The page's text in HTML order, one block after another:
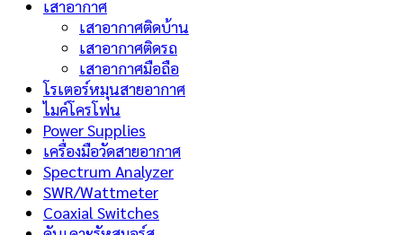
เสาอากาศ
เสาอากาศติดบ้าน
เสาอากาศติดรถ
เสาอากาศมือถือ
โรเตอร์หมุนสายอากาศ
ไมค์โครโฟน
Power Supplies
เครื่องมือวัดสายอากาศ
Spectrum Analyzer
SWR/Wattmeter
Coaxial Switches